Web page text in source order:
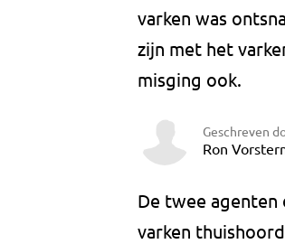
varken was
zijn met het
misging ook.
Geschreven
Ron
De twee agenten
varken